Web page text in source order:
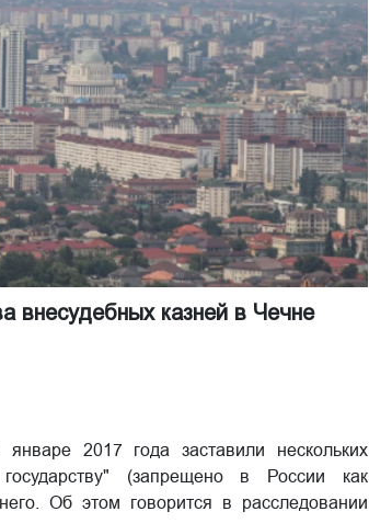
внесудебных казней в Чечне
2017 года заставили нескольких
(запрещено в России как
Об этом говорится в расследовании